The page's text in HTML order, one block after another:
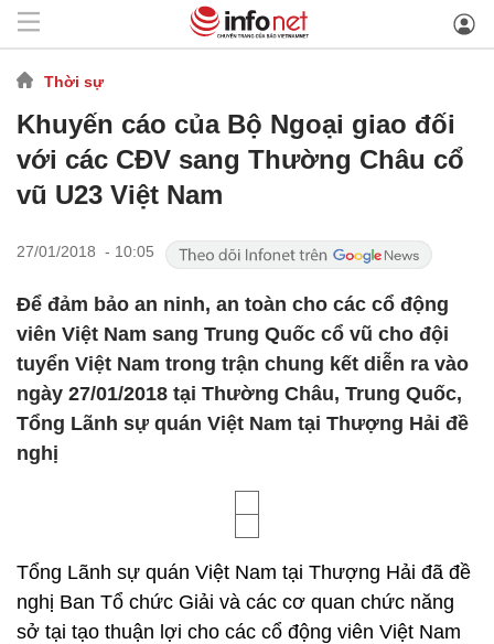
Thời sự
Khuyến cáo của Bộ Ngoại giao đối
với các CĐV sang Thường Châu cổ
vũ U23 Việt Nam
27/01/2018 - 10:05
Để đảm bảo an ninh, an toàn cho các cổ động
viên Việt Nam sang Trung Quốc cổ vũ cho đội
tuyển Việt Nam trong trận chung kết diễn ra vào
ngày 27/01/2018 tại Thường Châu, Trung Quốc,
Tổng Lãnh sự quán Việt Nam tại Thượng Hải đề
nghị
Tổng Lãnh sự quán Việt Nam tại Thượng Hải đã đề
nghị Ban Tổ chức Giải và các cơ quan chức năng
sở tại tạo thuận lợi cho các cổ động viên Việt Nam